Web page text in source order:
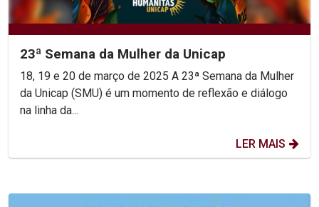
23ª Semana da Mulher da Unicap
18, 19 e 20 de março de 2025 A 23ª Semana da Mulher
da Unicap (SMU) é um momento de reflexão e diálogo
na linha da...
LER MAIS